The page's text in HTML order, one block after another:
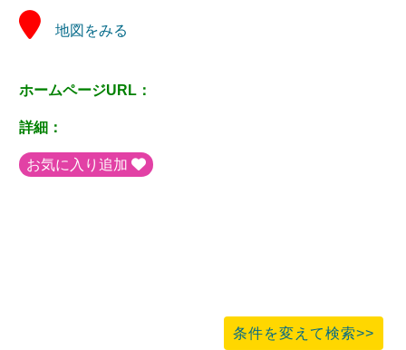
地図をみる
ホームページURL：
詳細：
お気に入り追加
条件を変えて検索>>